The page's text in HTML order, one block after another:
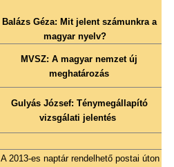
Balázs Géza: Mit jelent számunkra a
magyar nyelv?
MVSZ: A magyar nemzet új
meghatározás
Gulyás József: Ténymegállapító
vizsgálati jelentés
A 2013-es naptár rendelhető postai úton